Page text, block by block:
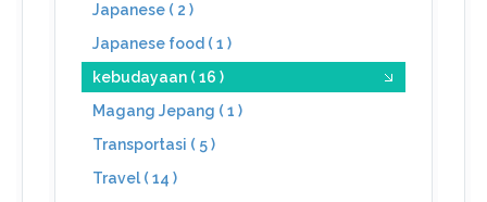
Japanese ( 2 )
Japanese food ( 1 )
kebudayaan ( 16 )
Magang Jepang ( 1 )
Transportasi ( 5 )
Travel ( 14 )